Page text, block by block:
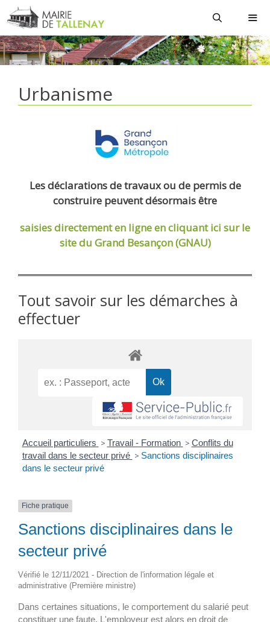
Aller
au
contenu
Urbanisme
Les déclarations de travaux ou de permis de
construire peuvent désormais être
saisies directement en ligneen cliquant ici sur le
site du Grand Besançon (GNAU)
Tout savoir sur les démarches à
effectuer
Accueil particuliers > Travail - Formation > Conflits du
travail dans le secteur privé > Sanctions disciplinaires
dans le secteur privé
Fiche pratique
Sanctions disciplinaires dans le
secteur privé
Vérifié le 12/11/2021 - Direction de l'information légale et
administrative (Première ministre)
Dans certaines situations, le comportement du salarié peut
constituer une faute. L'employeur est alors en droit de